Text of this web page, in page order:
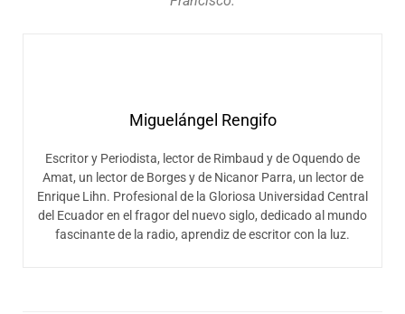
Miguelángel Rengifo
Escritor y Periodista, lector de Rimbaud y de Oquendo de
Amat, un lector de Borges y de Nicanor Parra, un lector de
Enrique Lihn. Profesional de la Gloriosa Universidad Central
del Ecuador en el fragor del nuevo siglo, dedicado al mundo
fascinante de la radio, aprendiz de escritor con la luz.